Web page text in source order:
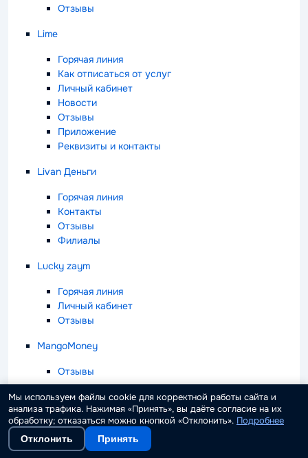
Отзывы
Lime
Горячая линия
Как отписаться от услуг
Личный кабинет
Новости
Отзывы
Приложение
Реквизиты и контакты
Livan Деньги
Горячая линия
Контакты
Отзывы
Филиалы
Lucky zaym
Горячая линия
Личный кабинет
Отзывы
MangoMoney
Отзывы
Max.Credit
Горячая линия
Как отписаться от услуг
Контакты
Мы используем файлы cookie для корректной работы сайта и
анализа трафика. Нажимая «Принять», вы даёте согласие на их
обработку; отказаться можно кнопкой «Отклонить». Подробнее
Отклонить Принять